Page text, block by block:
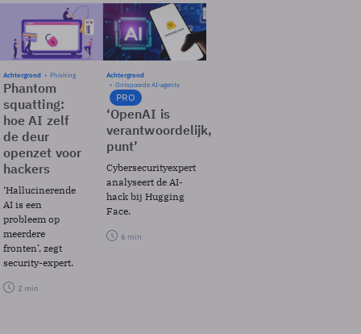
Achtergrond Phishing
Phantom
squatting:
hoe AI zelf
de deur
openzet voor
hackers
‘Hallucinerende
AI is een
probleem op
meerdere
fronten’, zegt
security-expert.
2 min
Achtergrond
Ontspoorde AI-agents
PRO
‘OpenAI is
verantwoordelijk,
punt’
Cybersecurityexpert
analyseert de AI-
hack bij Hugging
Face.
6 min